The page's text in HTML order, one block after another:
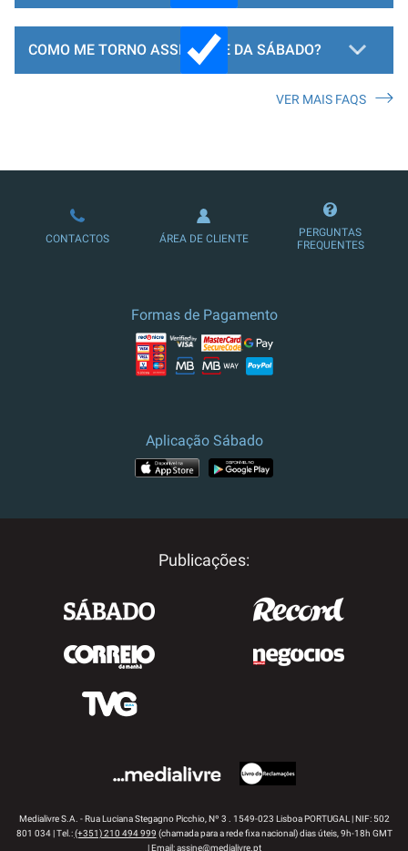
COMO ME TORNO ASSINANTE DA SÁBADO?
LOJA DE ASSINATURAS
VER MAIS FAQS
CONTACTOS ÁREA DE CLIENTE
PERGUNTAS
FREQUENTES
Formas de Pagamento
Aplicação Sábado
Publicações:
Medialivre S.A. - Rua Luciana Stegagno Picchio, Nº 3 . 1549-023 Lisboa PORTUGAL | NIF: 502
801 034 | Tel.:(+351) 210 494 999 (chamada para a rede fixa nacional) dias úteis, 9h-18h GMT
| Email:assine@medialivre.pt